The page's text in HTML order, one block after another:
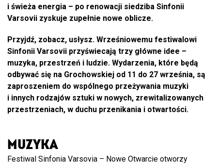
i świeża energia – po renowacji siedziba Sinfonii
Varsovii zyskuje zupełnie nowe oblicze.
Przyjdź, zobacz, usłysz. Wrześniowemu festiwalowi
Sinfonii Varsovii przyświecają trzy główne idee –
muzyka, przestrzeń i ludzie. Wydarzenia, które będą
odbywać się na Grochowskiej od 11 do 27 września, są
zaproszeniem do wspólnego przeżywania muzyki
i innych rodzajów sztuki w nowych, zrewitalizowanych
przestrzeniach, w duchu przenikania i otwartości.
MUZYKA
Festiwal Sinfonia Varsovia – Nowe Otwarcie otworzy